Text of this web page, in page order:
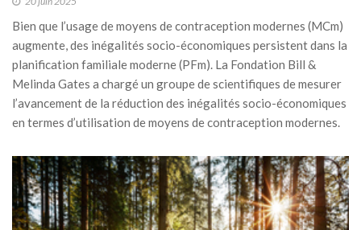
Bien que l’usage de moyens de contraception modernes (MCm)
augmente, des inégalités socio-économiques persistent dans la
planification familiale moderne (PFm). La Fondation Bill &
Melinda Gates a chargé un groupe de scientifiques de mesurer
l’avancement de la réduction des inégalités socio-économiques
en termes d’utilisation de moyens de contraception modernes.